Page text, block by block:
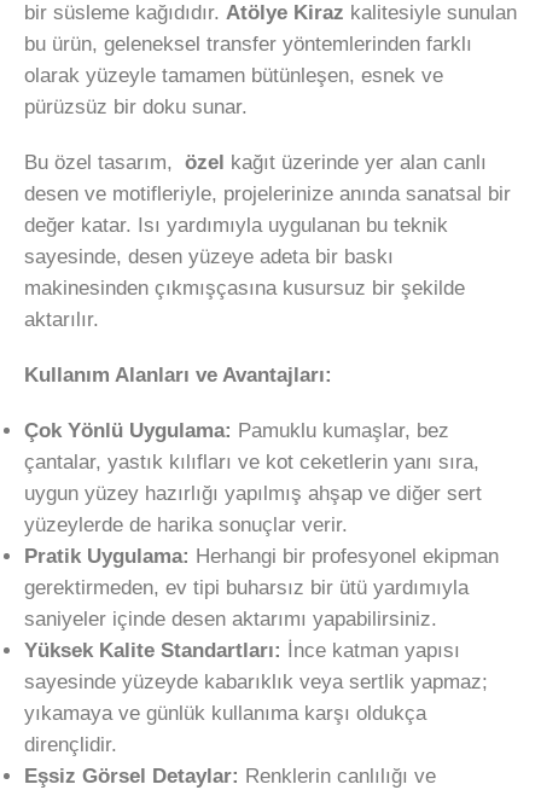
bir süsleme kağıdıdır. Atölye Kiraz kalitesiyle sunulan
bu ürün, geleneksel transfer yöntemlerinden farklı
olarak yüzeyle tamamen bütünleşen, esnek ve
pürüzsüz bir doku sunar.
Bu özel tasarım, özel
kağıt üzerinde yer alan canlı
desen ve motifleriyle, projelerinize anında sanatsal bir
değer katar. Isı yardımıyla uygulanan bu teknik
sayesinde, desen yüzeye adeta bir baskı
makinesinden çıkmışçasına kusursuz bir şekilde
aktarılır.
Kullanım Alanları ve Avantajları:
Çok Yönlü Uygulama: Pamuklu kumaşlar, bez
çantalar, yastık kılıfları ve kot ceketlerin yanı sıra,
uygun yüzey hazırlığı yapılmış ahşap ve diğer sert
yüzeylerde de harika sonuçlar verir.
Pratik Uygulama: Herhangi bir profesyonel ekipman
gerektirmeden, ev tipi buharsız bir ütü yardımıyla
saniyeler içinde desen aktarımı yapabilirsiniz.
Yüksek Kalite Standartları:
İnce katman yapısı
sayesinde yüzeyde kabarıklık veya sertlik yapmaz;
yıkamaya ve günlük kullanıma karşı oldukça
dirençlidir.
Eşsiz Görsel Detaylar: Renklerin canlılığı ve